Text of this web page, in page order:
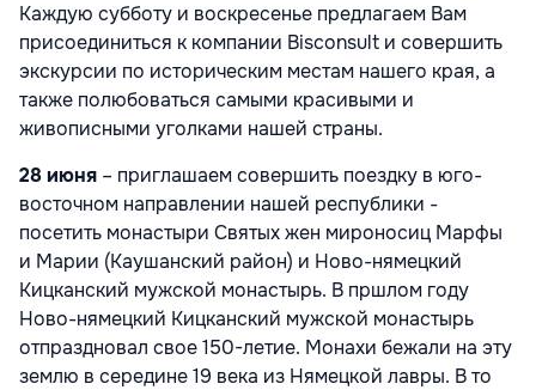
Каждую субботу и воскресенье предлагаем Вам
присоединиться к компании Bisconsult и совершить
экскурсии по историческим местам нашего края, а
также полюбоваться самыми красивыми и
живописными уголками нашей страны.
28 июня – приглашаем совершить поездку в юго-
восточном направлении нашей республики -
посетить монастыри Святых жен мироносиц Марфы
и Марии (Каушанский район) и Ново-нямецкий
Кицканский мужской монастырь. В пршлом году
Ново-нямецкий Кицканский мужской монастырь
отпраздновал свое 150-летие. Монахи бежали на эту
землю в середине 19 века из Нямецкой лавры. В то